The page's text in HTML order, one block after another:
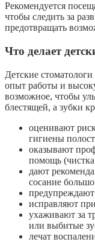
Рекомендуется
чтобы следить за
предотвращать
Что делает
Детские
опыт работы и
возможное, чтобы
блестящей, а зубки
оценивают
гигиены
оказывают
помощь
дают
сосание
предупреждают
исправляют
ухаживают за
или выбитые
лечат